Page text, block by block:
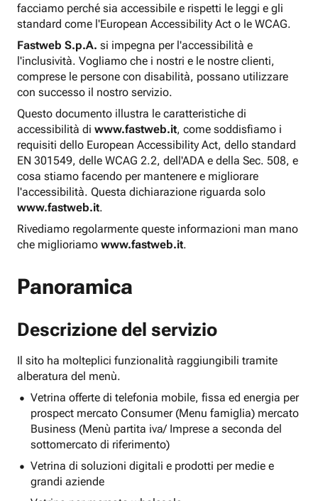
facciamo perché sia accessibile e rispetti le leggi e gli
standard come l'European Accessibility Act o le WCAG.
Fastweb S.p.A. si impegna per l'accessibilità e
l'inclusività. Vogliamo che i nostri e le nostre clienti,
comprese le persone con disabilità, possano utilizzare
con successo il nostro servizio.
Questo documento illustra le caratteristiche di
accessibilità di www.fastweb.it, come soddisfiamo i
requisiti dello European Accessibility Act, dello standard
EN 301549, delle WCAG 2.2, dell'ADA e della Sec. 508, e
cosa stiamo facendo per mantenere e migliorare
l'accessibilità. Questa dichiarazione riguarda solo
www.fastweb.it.
Rivediamo regolarmente queste informazioni man mano
che miglioriamo www.fastweb.it.
Panoramica
Descrizione del servizio
Il sito ha molteplici funzionalità raggiungibili tramite
alberatura del menù.
Vetrina offerte di telefonia mobile, fissa ed energia per
prospect mercato Consumer (Menu famiglia) mercato
Business (Menù partita iva/ Imprese a seconda del
sottomercato di riferimento)
Vetrina di soluzioni digitali e prodotti per medie e
grandi aziende